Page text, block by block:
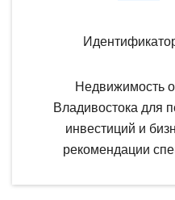
Недвижимость
Владивостока для
инвестиций и
рекомендации